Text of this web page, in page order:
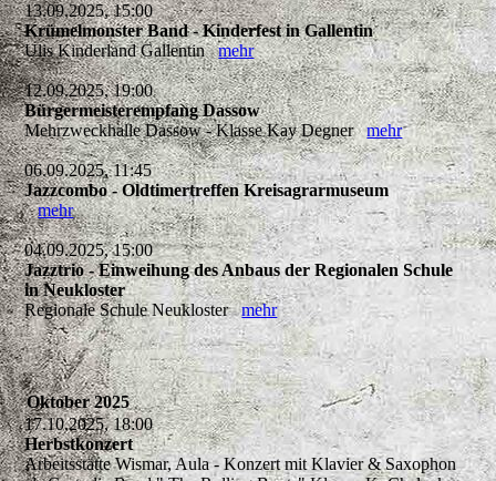
13.09.2025, 15:00
Krümelmonster Band - Kinderfest in Gallentin
Ulis Kinderland Gallentinmehr
12.09.2025, 19:00
Bürgermeisterempfang Dassow
Mehrzweckhalle Dassow - Klasse Kay Degnermehr
06.09.2025, 11:45
Jazzcombo - Oldtimertreffen Kreisagrarmuseum
mehr
04.09.2025, 15:00
Jazztrio - Einweihung des Anbaus der Regionalen Schule
in Neukloster
Regionale Schule Neuklostermehr
Oktober 2025
17.10.2025, 18:00
Herbstkonzert
Arbeitsstätte Wismar, Aula - Konzert mit Klavier & Saxophon